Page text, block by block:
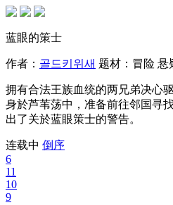
蓝眼的策士
作者： 골드키위새 题材： 冒险 悬
拥有合法王族血统的两兄弟决心
身於芦苇荡中，准备前往邻国寻
出了关於蓝眼策士的警告。
连载中 倒序
6
11
10
9